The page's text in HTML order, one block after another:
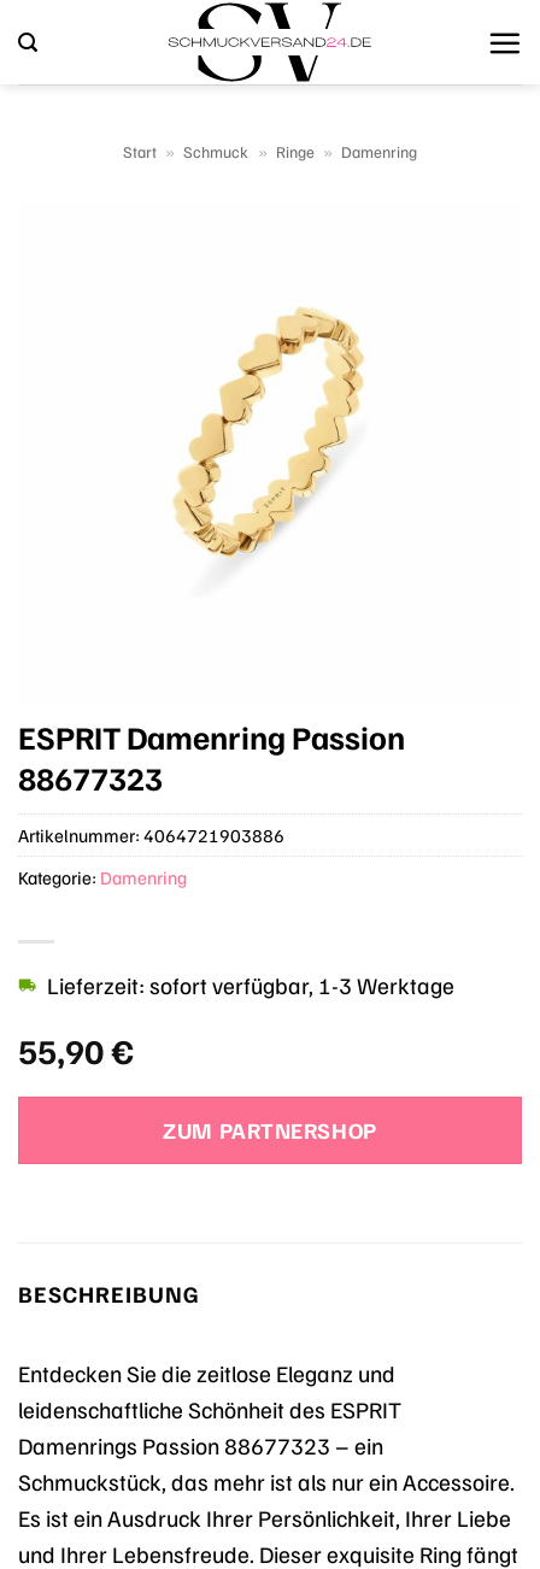
Inhalt
springen
Start » Schmuck » Ringe » Damenring
ESPRIT Damenring Passion
88677323
55,90€
Lieferzeit: sofort verfügbar, 1-3 Werktage
ZUM PARTNERSHOP
Artikelnummer: 4064721903886
Kategorie: Damenring
BESCHREIBUNG
Entdecken Sie die zeitlose Eleganz und
leidenschaftliche Schönheit des ESPRIT
Damenrings Passion 88677323 – ein
Schmuckstück, das mehr ist als nur ein Accessoire.
Es ist ein Ausdruck Ihrer Persönlichkeit, Ihrer Liebe
und Ihrer Lebensfreude. Dieser exquisite Ring fängt